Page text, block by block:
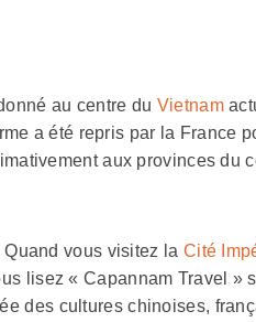
au centre du Vietnam
a été repris par la France
aux provinces du
Quand vous visitez la Cité
lisez « Capannam Travel »
des cultures chinoises,